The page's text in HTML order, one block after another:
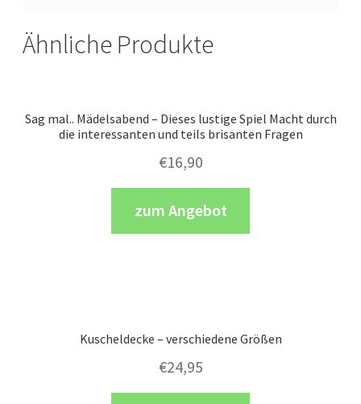
Ähnliche Produkte
Sag mal.. Mädelsabend – Dieses lustige Spiel Macht durch
die interessanten und teils brisanten Fragen
€16,90
zum Angebot
Kuscheldecke – verschiedene Größen
€24,95